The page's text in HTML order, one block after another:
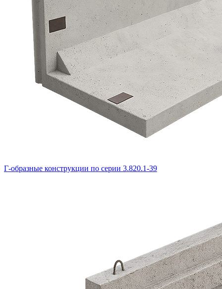
Г-образные конструкции по серии 3.820.1-39